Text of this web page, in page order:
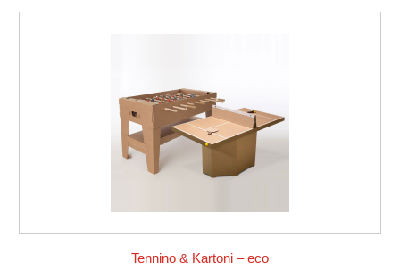
Produkt ansehen
Tennino & Kartoni – eco